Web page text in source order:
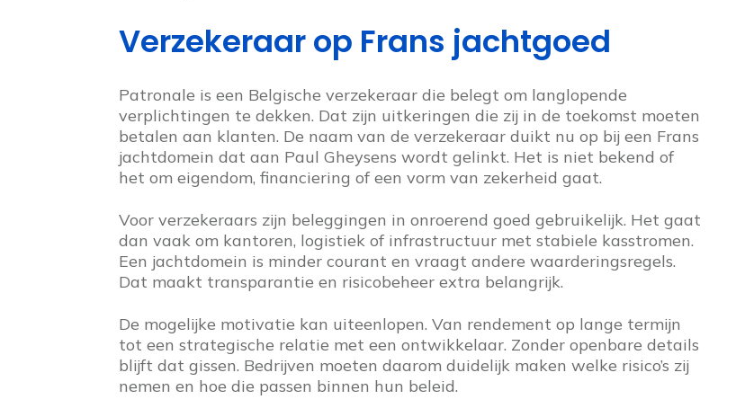
Verzekeraar op Frans jachtgoed
Patronale is een Belgische verzekeraar die belegt om langlopende
verplichtingen te dekken. Dat zijn uitkeringen die zij in de toekomst moeten
betalen aan klanten. De naam van de verzekeraar duikt nu op bij een Frans
jachtdomein dat aan Paul Gheysens wordt gelinkt. Het is niet bekend of
het om eigendom, financiering of een vorm van zekerheid gaat.
Voor verzekeraars zijn beleggingen in onroerend goed gebruikelijk. Het gaat
dan vaak om kantoren, logistiek of infrastructuur met stabiele kasstromen.
Een jachtdomein is minder courant en vraagt andere waarderingsregels.
Dat maakt transparantie en risicobeheer extra belangrijk.
De mogelijke motivatie kan uiteenlopen. Van rendement op lange termijn
tot een strategische relatie met een ontwikkelaar. Zonder openbare details
blijft dat gissen. Bedrijven moeten daarom duidelijk maken welke risico’s zij
nemen en hoe die passen binnen hun beleid.